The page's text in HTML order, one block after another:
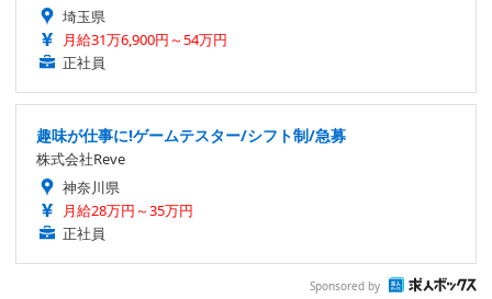
埼玉県
月給31万6,900円～54万円
正社員
趣味が仕事に!ゲームテスター/シフト制/急募
株式会社Reve
神奈川県
月給28万円～35万円
正社員
Sponsored by